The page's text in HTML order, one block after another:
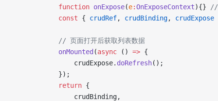
            function
onExpose(e:OnExposeContext){}
//
            const
{ crudRef, crudBinding, crudExpose
            // 页面打开后获取列表数据
            onMounted
(async () => {
                crudExpose.
doRefresh();
            });
            return
{
                crudBinding,